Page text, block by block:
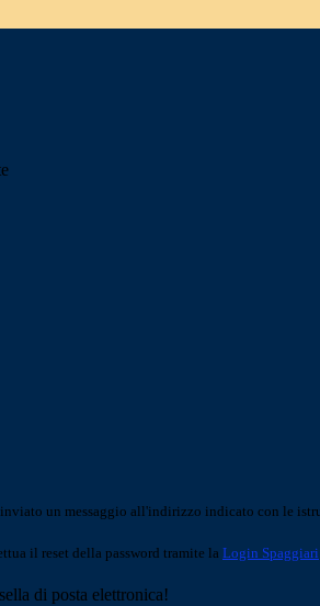
un messaggio all'indirizzo indicato con le
il reset della password tramite la Login Spaggiari
di posta elettronica!